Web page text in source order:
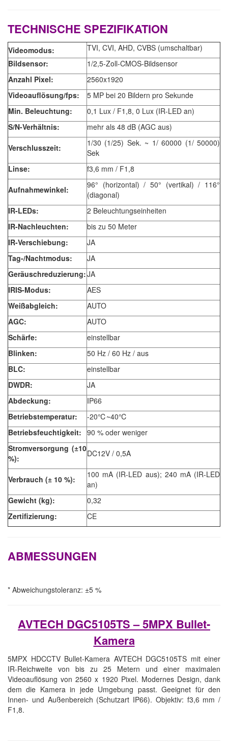
TECHNISCHE SPEZIFIKATION
Videomodus:
TVI, CVI, AHD, CVBS (umschaltbar)
Bildsensor:
1/2,5-Zoll-CMOS-Bildsensor
Anzahl Pixel:
2560x1920
Videoauflösung/fps:
5 MP bei 20 Bildern pro Sekunde
Min. Beleuchtung:
0,1 Lux / F1,8, 0 Lux (IR-LED an)
S/N-Verhältnis:
mehr als 48 dB (AGC aus)
Verschlusszeit:
1/30 (1/25) Sek. ~ 1/ 60000 (1/ 50000)
Sek
Linse:
f3,6 mm / F1,8
Aufnahmewinkel:
96° (horizontal) / 50° (vertikal) / 116°
(diagonal)
IR-LEDs:
2 Beleuchtungseinheiten
IR-Nachleuchten:
bis zu 50 Meter
IR-Verschiebung:
JA
Tag-/Nachtmodus:
JA
Geräuschreduzierung:JA
IRIS-Modus:
AES
Weißabgleich:
AUTO
AGC:
AUTO
Schärfe:
einstellbar
Blinken:
50 Hz / 60 Hz / aus
BLC:
einstellbar
DWDR:
JA
Abdeckung:
IP66
Betriebstemperatur:
-20℃~40℃
Betriebsfeuchtigkeit: 90 % oder weniger
Stromversorgung (±10
%):
DC12V / 0,5A
Verbrauch (± 10 %):
100 mA (IR-LED aus); 240 mA (IR-LED
an)
Gewicht (kg):
0,32
Zertifizierung:
CE
ABMESSUNGEN
* Abweichungstoleranz: ±5 %
AVTECH DGC5105TS – 5MPX Bullet-
Kamera
5MPX HDCCTV Bullet-Kamera AVTECH DGC5105TS mit einer
IR-Reichweite von bis zu 25 Metern und einer maximalen
Videoauflösung von 2560 x 1920 Pixel. Modernes Design, dank
dem die Kamera in jede Umgebung passt. Geeignet für den
Innen- und Außenbereich (Schutzart IP66). Objektiv: f3,6 mm /
F1,8.